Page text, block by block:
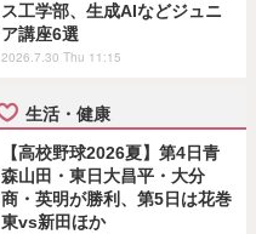
ス工学部、生成AIなどジュニ
ア講座6選
2026.7.30 Thu 11:15
生活・健康
【高校野球2026夏】第4日青
森山田・東日大昌平・大分
商・英明が勝利、第5日は花巻
東vs新田ほか